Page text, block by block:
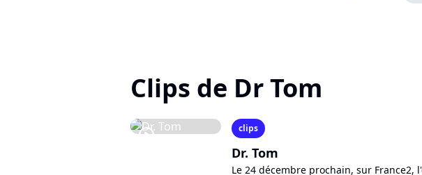
Clips de Dr Tom
player2 clips
Dr. Tom
Le 24 décembre prochain, sur France2,